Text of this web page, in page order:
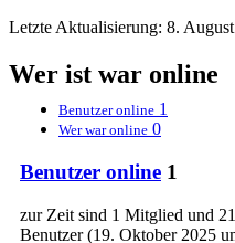
Letzte Aktualisierung: 8.
Wer ist war online
Benutzer online 1
Wer war online 0
Benutzer online 1
zur Zeit sind 1 Mitglied und
Benutzer (19. Oktober 2025